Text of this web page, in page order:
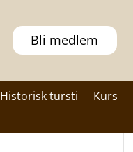
Bli medlem
Historisk tursti Kurs